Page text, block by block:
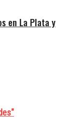
en La Plata y